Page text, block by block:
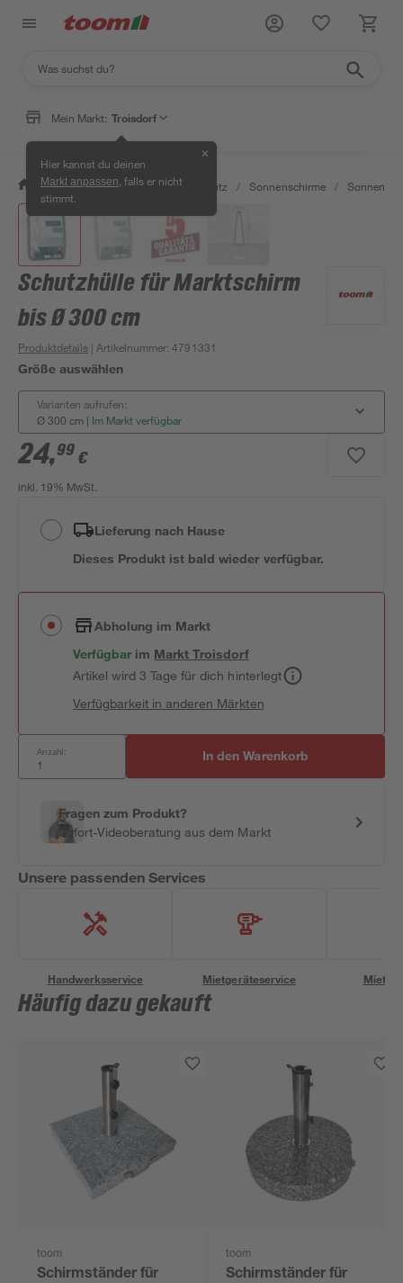
Mein Markt: Troisdorf
Hier kannst du deinen
Markt anpassen , falls er nicht
stimmt.
✕
/ Garten & Freizeit / Sonnenschutz / Sonnenschirme /
Schutzhülle für Marktschirm
bis Ø 300 cm
Produktdetails | Artikelnummer:4791331
Größe auswählen
Varianten aufrufen:
Ø 300 cm | Im Markt verfügbar
24,99 €
inkl. 19% MwSt.
Lieferung nach Hause
Dieses Produkt ist bald wieder verfügbar.
Abholung im Markt
Verfügbar im MarktTroisdorf
Artikel wird 3 Tage für dich hinterlegt
Verfügbarkeit in anderen Märkten
Anzahl: In den Warenkorb
Fragen zum Produkt?
Sofort-Videoberatung aus dem Markt
Unsere passenden Services
Handwerksservice Mietgeräteservice
Häufig dazu gekauft
toom
Schirmständer für
toom
Schirmständer für